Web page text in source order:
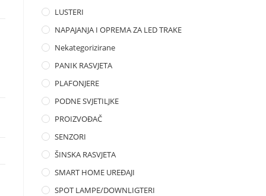
LUSTERI
NAPAJANJA I OPREMA ZA LED TRAKE
Nekategorizirane
PANIK RASVJETA
PLAFONJERE
PODNE SVJETILJKE
PROIZVOĐAČ
SENZORI
ŠINSKA RASVJETA
SMART HOME UREĐAJI
SPOT LAMPE/DOWNLIGTERI